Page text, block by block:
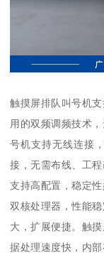
触摸屏排队叫号机
用的双频调频技术
号机支持无线连接
接，无需布线、工
支持高配置，稳定
双核处理器，性能
大，扩展便捷。触
据处理速度快，内